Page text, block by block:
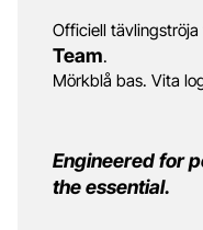
Officiell tävlingströja
Team.
Mörkblå bas. Vita
Engineered for
the essential.